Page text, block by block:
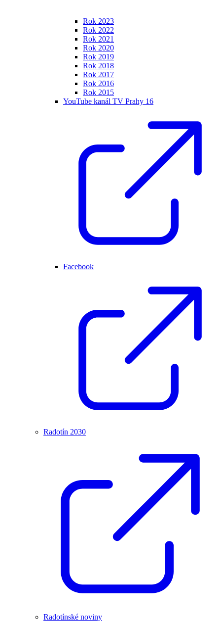
Rok 2023
Rok 2022
Rok 2021
Rok 2020
Rok 2019
Rok 2018
Rok 2017
Rok 2016
Rok 2015
YouTube kanál TV Prahy 16
Facebook
Radotín 2030
Radotínské noviny